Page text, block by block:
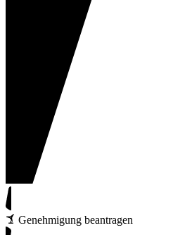
Genehmigung beantragen